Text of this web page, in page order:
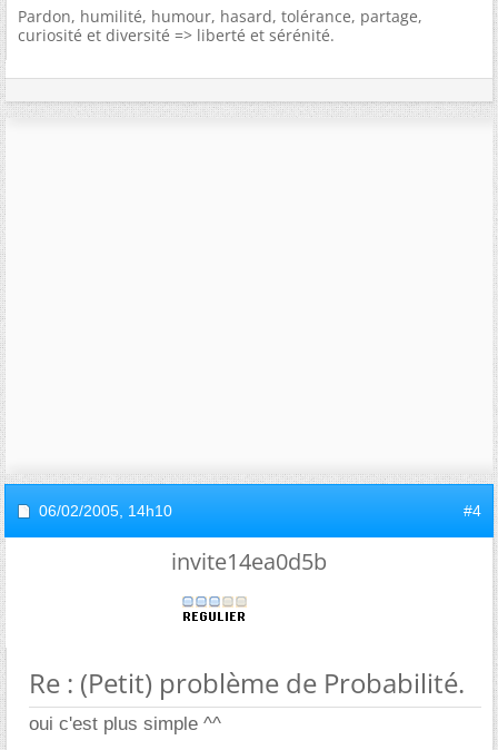
Pardon, humilité, humour, hasard, tolérance, partage,
curiosité et diversité => liberté et sérénité.
06/02/2005, 14h10 #4
invite14ea0d5b
Re : (Petit) problème de Probabilité.
oui c'est plus simple ^^